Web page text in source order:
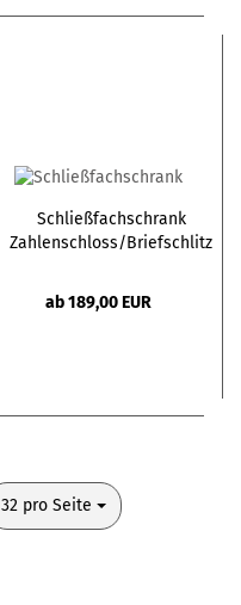
Schließfachschrank
Zahlenschloss/Briefschlitz
ab 189,00 EUR
32 pro Seite
pro Seite